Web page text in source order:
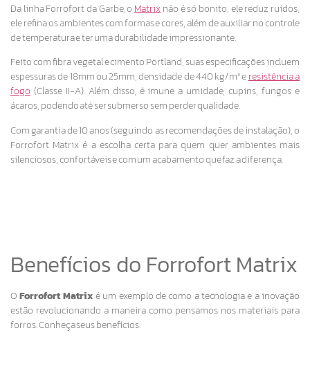
Da linha Forrofort da Garbe, o Matrixnão é só bonito; ele reduz ruídos,
ele refina os ambientes com formas e cores, além de auxiliar no controle
de temperatura e ter uma durabilidade impressionante.
Feito com fibra vegetal e cimento Portland, suas especificações incluem
espessuras de 18mm ou 25mm, densidade de 440 kg/m³ eresistência a
fogo (Classe II-A). Além disso, é imune a umidade, cupins, fungos e
ácaros, podendo até ser submerso sem perder qualidade.
Com garantia de 10 anos (seguindo as recomendações de instalação), o
Forrofort Matrix é a escolha certa para quem quer ambientes mais
silenciosos, confortáveis e com um acabamento que faz a diferença.
Benefícios do Forrofort Matrix
OForrofort Matrixé um exemplo de como a tecnologia e a inovação
estão revolucionando a maneira como pensamos nos materiais para
forros. Conheça seus benefícios: